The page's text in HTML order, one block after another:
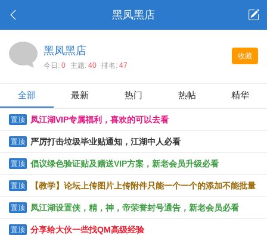
黑凤黑店
收藏
黑凤黑店
今日: 0 主题: 40 排名: 47
全部 最新 热门 热帖 精华
置顶 凤江湖VIP专属福利，喜欢的可以去看
置顶 严厉打击垃圾毕业贴通知，江湖中人必看
置顶 倡议绿色验证贴及赠送VIP方案，新老会员升级必看
置顶 【教学】论坛上传图片上传附件只能一个一个的添加不能批量
上传的解决办法
置顶 凤江湖设置侠，精，神，帝荣誉封号通告，新老会员必看
置顶 分享给大伙一些找QM高级经验